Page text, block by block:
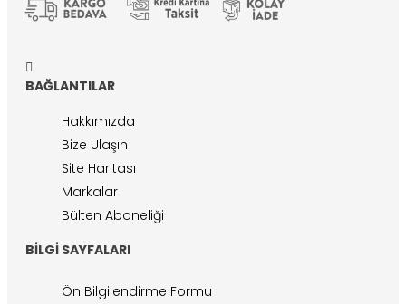
BAĞLANTILAR
Hakkımızda
Bize Ulaşın
Site Haritası
Markalar
Bülten Aboneliği
BILGI SAYFALARI
Ön Bilgilendirme Formu